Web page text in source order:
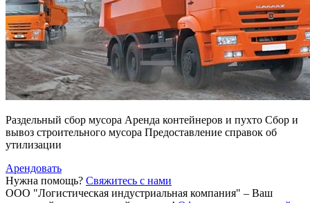
Раздельный сбор мусора Аренда контейнеров и пухто Сбор и
вывоз строительного мусора Предоставление справок об
утилизации
Арендовать
Нужна помощь? Свяжитесь с нами
ООО "Логистическая индустриальная компания" – Ваш